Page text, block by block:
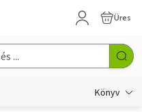
Üres
Könyv